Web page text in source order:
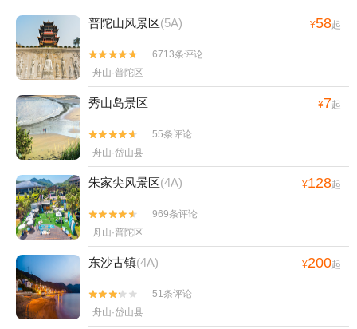
普陀山风景区(5A) ¥58起


6713条评论
舟山·普陀区
秀山岛景区 ¥7起


55条评论
舟山·岱山县
朱家尖风景区(4A) ¥128起


969条评论
舟山·普陀区
东沙古镇(4A) ¥200起


51条评论
舟山·岱山县